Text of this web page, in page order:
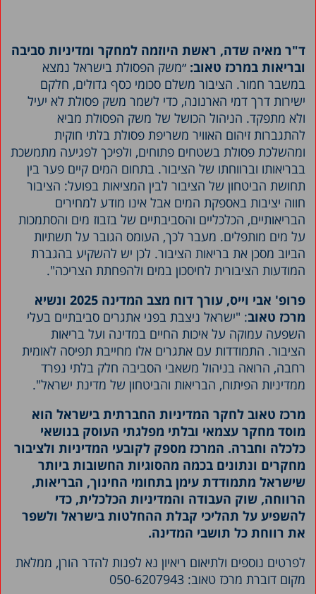
ד"ר מאיה שדה, ראשת היוזמה למחקר ומדיניות סביבה
ובריאות במרכז טאוב: ״משק הפסולת בישראל נמצא
במשבר חמור. הציבור משלם סכומי כסף גדולים, חלקם
ישירות דרך דמי הארנונה, כדי לשמר משק פסולת לא יעיל
ולא מתפקד. הניהול הכושל של משק הפסולת מביא
להתגברות זיהום האוויר משריפת פסולת בלתי חוקית
ומהשלכת פסולת בשטחים פתוחים, ולפיכך לפגיעה מתמשכת
בבריאותו וברווחתו של הציבור. בתחום המים קיים פער בין
תחושת הביטחון של הציבור לבין המציאות בפועל: הציבור
חווה יציבות באספקת המים אבל אינו מודע למחירים
הבריאותיים, הכלכליים והסביבתיים של בזבוז מים והסתמכות
על מים מותפלים. מעבר לכך, העומס הגובר על תשתיות
הביוב מסכן את בריאות הציבור. לכן יש להשקיע בהגברת
המודעות הציבורית לחיסכון במים ולהפחתת הצריכה".
פרופ' אבי וייס, עורך דוח מצב המדינה 2025 ונשיא
מרכז טאוב: "ישראל ניצבת בפני אתגרים סביבתיים בעלי
השפעה עמוקה על איכות החיים במדינה ועל בריאות
הציבור. התמודדות עם אתגרים אלו מחייבת תפיסה לאומית
רחבה, הרואה בניהול משאבי הסביבה חלק בלתי נפרד
ממדיניות הפיתוח, הבריאות והביטחון של מדינת ישראל".
מרכז טאוב לחקר המדיניות החברתית בישראל הוא
מוסד מחקר עצמאי ובלתי מפלגתי העוסק בנושאי
כלכלה וחברה. המרכז מספק לקובעי המדיניות ולציבור
מחקרים ונתונים בכמה מהסוגיות החשובות ביותר
שישראל מתמודדת עימן בתחומי החינוך, הבריאות,
הרווחה, שוק העבודה והמדיניות הכלכלית, כדי
להשפיע על תהליכי קבלת ההחלטות בישראל ולשפר
את רווחת כל תושבי המדינה.
לפרטים נוספים ולתיאום ריאיון נא לפנות להדר הורן, ממלאת
מקום דוברת מרכז טאוב: 050-6207943